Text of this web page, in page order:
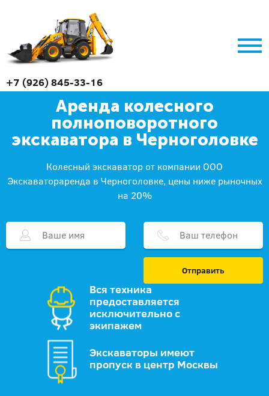
+7 (926) 845-33-16
Аренда колесного
полноповоротного
экскаватора в Черноголовке
Колесный экскаватор от компании ООО
Экскаватораренда в Черноголовке, цены ниже рыночных
на 20%
Отправить
Вся техника
предоставляется
исключительно с
экипажем
Экскаваторы имеют
пропуск в центр Москвы